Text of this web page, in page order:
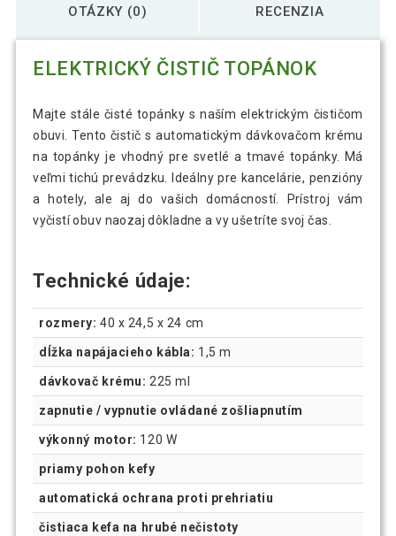
OTÁZKY (0) RECENZIA
ELEKTRICKÝ ČISTIČ TOPÁNOK
Majte stále čisté topánky s naším elektrickým čističom
obuvi. Tento čistič s automatickým dávkovačom krému
na topánky je vhodný pre svetlé a tmavé topánky. Má
veľmi tichú prevádzku. Ideálny pre kancelárie, penzióny
a hotely, ale aj do vašich domácností. Prístroj vám
vyčistí obuv naozaj dôkladne a vy ušetríte svoj čas.
Technické údaje:
rozmery: 40 x 24,5 x 24 cm
dĺžka napájacieho kábla: 1,5 m
dávkovač krému: 225 ml
zapnutie / vypnutie ovládané zošliapnutím
výkonný motor: 120 W
priamy pohon kefy
automatická ochrana proti prehriatiu
čistiaca kefa na hrubé nečistoty